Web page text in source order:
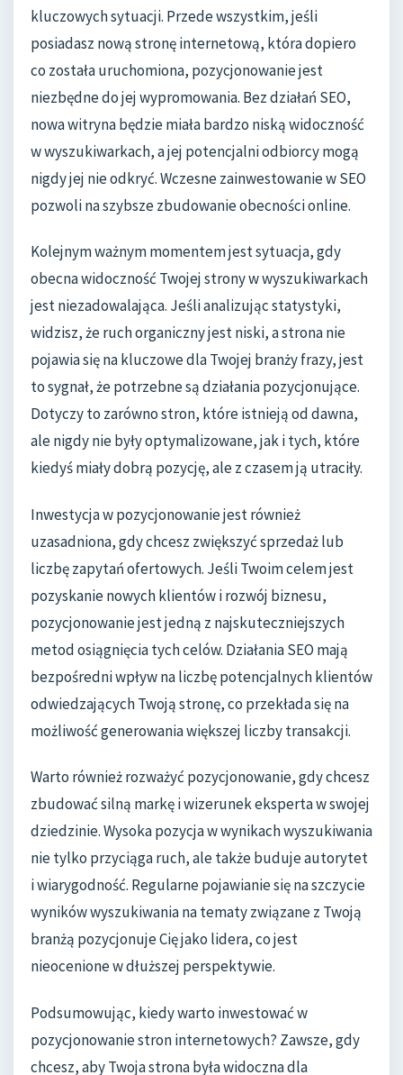
kluczowych sytuacji. Przede wszystkim, jeśli
posiadasz nową stronę internetową, która dopiero
co została uruchomiona, pozycjonowanie jest
niezbędne do jej wypromowania. Bez działań SEO,
nowa witryna będzie miała bardzo niską widoczność
w wyszukiwarkach, a jej potencjalni odbiorcy mogą
nigdy jej nie odkryć. Wczesne zainwestowanie w SEO
pozwoli na szybsze zbudowanie obecności online.
Kolejnym ważnym momentem jest sytuacja, gdy
obecna widoczność Twojej strony w wyszukiwarkach
jest niezadowalająca. Jeśli analizując statystyki,
widzisz, że ruch organiczny jest niski, a strona nie
pojawia się na kluczowe dla Twojej branży frazy, jest
to sygnał, że potrzebne są działania pozycjonujące.
Dotyczy to zarówno stron, które istnieją od dawna,
ale nigdy nie były optymalizowane, jak i tych, które
kiedyś miały dobrą pozycję, ale z czasem ją utraciły.
Inwestycja w pozycjonowanie jest również
uzasadniona, gdy chcesz zwiększyć sprzedaż lub
liczbę zapytań ofertowych. Jeśli Twoim celem jest
pozyskanie nowych klientów i rozwój biznesu,
pozycjonowanie jest jedną z najskuteczniejszych
metod osiągnięcia tych celów. Działania SEO mają
bezpośredni wpływ na liczbę potencjalnych klientów
odwiedzających Twoją stronę, co przekłada się na
możliwość generowania większej liczby transakcji.
Warto również rozważyć pozycjonowanie, gdy chcesz
zbudować silną markę i wizerunek eksperta w swojej
dziedzinie. Wysoka pozycja w wynikach wyszukiwania
nie tylko przyciąga ruch, ale także buduje autorytet
i wiarygodność. Regularne pojawianie się na szczycie
wyników wyszukiwania na tematy związane z Twoją
branżą pozycjonuje Cię jako lidera, co jest
nieocenione w dłuższej perspektywie.
Podsumowując, kiedy warto inwestować w
pozycjonowanie stron internetowych? Zawsze, gdy
chcesz, aby Twoja strona była widoczna dla